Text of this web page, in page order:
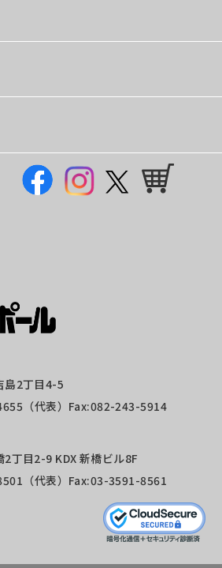
島2丁目4-5
（代表）Fax:082-243-5914
丁目2-9 KDX 新橋ビル8F
（代表）Fax:03-3591-8561